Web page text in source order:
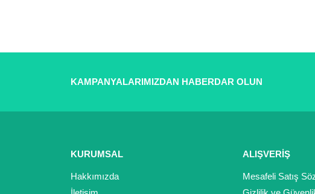
KAMPANYALARIMIZDAN HABERDAR OLUN
KURUMSAL
Hakkımızda
ALIŞVERİŞ
Mesafeli Satış